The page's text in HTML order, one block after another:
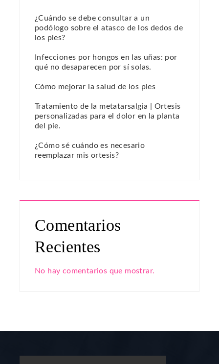
¿Cuándo se debe consultar a un
podólogo sobre el atasco de los dedos de
los pies?
Infecciones por hongos en las uñas: por
qué no desaparecen por sí solas.
Cómo mejorar la salud de los pies
Tratamiento de la metatarsalgia | Ortesis
personalizadas para el dolor en la planta
del pie.
¿Cómo sé cuándo es necesario
reemplazar mis ortesis?
Comentarios
Recientes
No hay comentarios que mostrar.